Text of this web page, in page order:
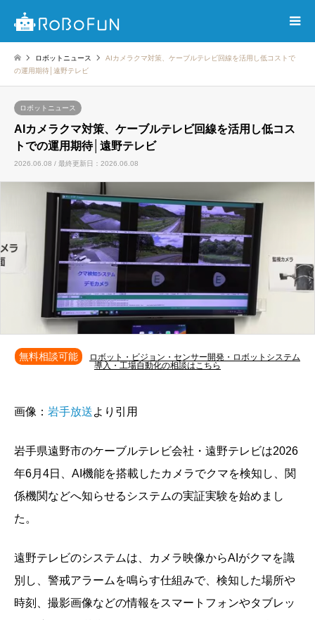
ロボットニュース
AIカメラクマ対策、ケーブルテレビ回線を活用し低コストで
の運用期待│遠野テレビ
ロボットニュース
AIカメラクマ対策、ケーブルテレビ回線を活用し低コス
トでの運用期待│遠野テレビ
2026.06.08 / 最終更新日：2026.06.08
無料相談可能
ロボット・ビジョン・センサー開発・ロボットシステム
導入・工場自動化の相談はこちら
画像： 岩手放送より引用
岩手県遠野市のケーブルテレビ会社・遠野テレビは2026
年6月4日、AI機能を搭載したカメラでクマを検知し、関
係機関などへ知らせるシステムの実証実験を始めまし
た。
遠野テレビのシステムは、カメラ映像からAIがクマを識
別し、警戒アラームを鳴らす仕組みで、検知した場所や
時刻、撮影画像などの情報をスマートフォンやタブレッ